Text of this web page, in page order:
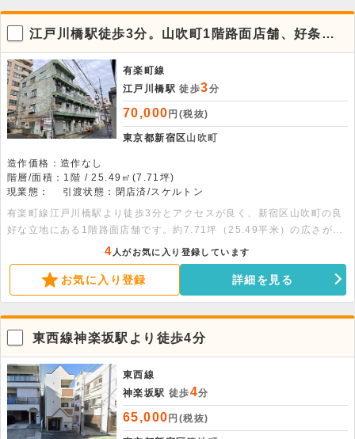
江戸川橋駅徒歩3分。山吹町1階路面店舗、好条件
の25.49平米
有楽町線
江戸川橋駅 徒歩3分
70,000 円(税抜)
東京都新宿区山吹町
造作価格：造作なし
階層/面積：1階 / 25.49㎡(7.71坪)
現業態：
引渡状態：閉店済/スケルトン
有楽町線江戸川橋駅より徒歩3分とアクセスが良く、新宿区山吹町の良
好な立地にある1階路面店舗です。約7.71坪（25.49平米）の広さがあ
り、幅広い業態での出店をお考えの方に向いています。お気軽にお問い
合わせください。
4 人がお気に入り登録しています
お気に入り登録 詳細を見る
東西線神楽坂駅より徒歩4分
東西線
神楽坂駅 徒歩4分
65,000 円(税抜)